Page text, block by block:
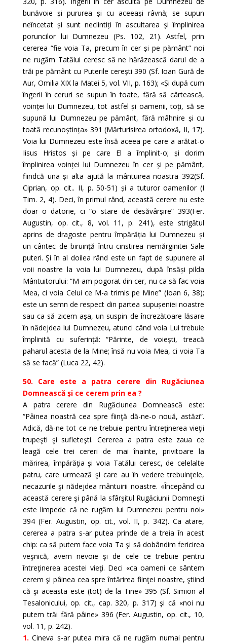
bunăvoie și pururea și cu aceeași râvnă; se supun
neîncetat și sunt neclintiți în ascultarea și împlinirea
poruncilor lui Dumnezeu (Ps. 102, 21). Astfel, prin
cererea “fie voia Ta, precum în cer și pe pământ” noi
ne rugăm Tatălui ceresc să ne hărăzească darul de a
trăi pe pământ cu Puterile cerești 390 (Sf. Ioan Gură de
Aur, Omilia XIX la Matei 5, vol. VII, p. 163); «Și după cum
îngerii în ceruri se supun în toate, fără să cârtească,
voinței lui Dumnezeu, tot astfel și oamenii, toți, să se
supună lui Dumnezeu pe pământ, fără mâhnire și cu
toată recunoștința» 391 (Mărturisirea ortodoxă, II, 17).
Voia lui Dumnezeu este însă aceea pe care a arătat-o
Iisus Hristos și pe care El a împlinit-o; și dorim
împlinirea voinței lui Dumnezeu în cer și pe pământ,
fiindcă una și alta ajută la mântuirea noastra 392(Sf.
Ciprian, op. cit.. II, p. 50-51) și a tuturor oamenilor (I
Tim. 2, 4). Deci, în primul rând, această cerere nu este
doar o datorie, ci “o stare de desăvârșire” 393(Fer.
Augustin, op. cit., 8, vol. 11, p. 241), este strigătul
aprins de dragoste pentru împărăția lui Dumnezeu și
un cântec de biruință întru cinstirea nemărginitei Sale
puteri. Și în al doilea rând este un fapt de supunere al
voii noastre la voia lui Dumnezeu, după însăși pilda
Mântuitorului: “M-am pogorat din cer, nu ca să fac voia
Mea, ci voia Celui ce M-a trimis pe Mine” (Ioan 6, 38);
este un semn de respect din partea supușeniei noastre
sau ca să zicem așa, un suspin de încrezătoare lăsare
în nădejdea lui Dumnezeu, atunci când voia Lui trebuie
împlinită cu suferință: “Părinte, de voiești, treacă
paharul acesta de la Mine; însă nu voia Mea, ci voia Ta
să se facă” (Luca 22, 42).
50. Care este a patra cerere din Rugăciunea
Domnească și ce cerem prin ea ?
A patra cerere din Rugăciunea Domnească este:
“Pâinea noastră cea spre fiinţă dă-ne-o nouă, astăzi”.
Adică, dă-ne tot ce ne trebuie pentru întreţinerea vieţii
trupeşti şi sufleteşti. Cererea a patra este zaua ce
leagă cele trei cereri de mai înainte, privitoare la
mărirea, împărăţia şi voia Tatălui ceresc, de celelalte
patru, care urmează şi care au în vedere trebuinţele,
necazurile şi nădejdea mântuirii noastre. «Începând cu
această cerere şi până la sfârşitul Rugăciunii Domneşti
este limpede că ne rugăm lui Dumnezeu pentru noi»
394 (Fer. Augustin, op. cit., vol. II, p. 342). Ca atare,
cererea a patra s-ar putea prinde de a treia în acest
chip: ca să putem face voia Ta şi să dobândim fericirea
veşnică, avem nevoie şi de cele ce trebuie pentru
întreţinerea acestei vieţi. Deci «ca oameni ce sântem
cerem şi pâinea cea spre întărirea fiinţei noastre, ştiind
că şi aceasta este (tot) de la Tine» 395 (Sf. Simion al
Tesalonicului, op. cit., cap. 320, p. 317) şi că «noi nu
putem trăi fără pâine» 396 (Fer. Augustin, op. cit., 10,
vol. 11, p. 242).
1. Cineva s-ar putea mira că ne rugăm numai pentru